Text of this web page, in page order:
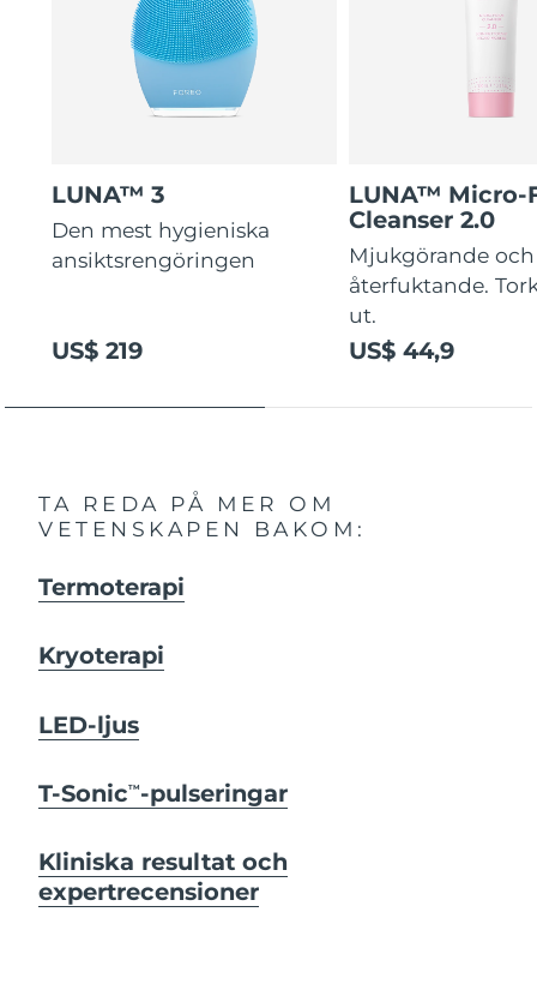
LUNA™ 3
Den mest hygieniska
ansiktsrengöringen
US$ 219
LUNA™ Micro-
Cleanser 2.0
Mjukgörande och
återfuktande.
ut.
US$ 44,9
TA REDA PÅ MER OM
VETENSKAPEN BAKOM:
Termoterapi
Kryoterapi
LED-ljus
T-SonicTM -pulseringar
Kliniska resultat och
expertrecensioner